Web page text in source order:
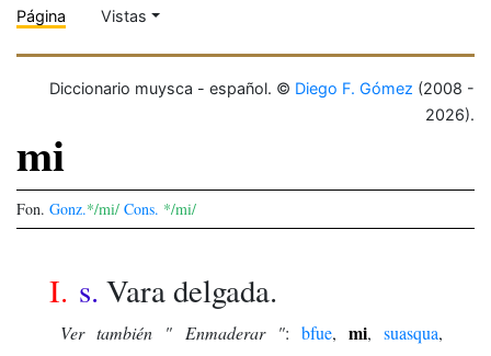
Página Vistas
Diccionario muysca - español. © Diego F. Gómez (2008 -
2026).
mi
Fon. Gonz.*/mi/ Cons. */mi/
I. s. Vara delgada.
Ver también " Enmaderar ": bfue,mi,suasqua,